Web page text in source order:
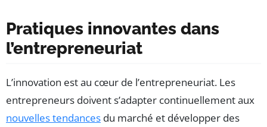
Pratiques innovantes dans
l’entrepreneuriat
L’innovation est au cœur de l’entrepreneuriat. Les
entrepreneurs doivent s’adapter continuellement aux
nouvelles tendances du marché et développer des